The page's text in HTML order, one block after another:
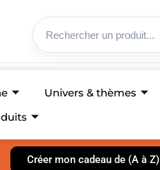
Univers & thèmes
Créer mon cadeau de (A à Z)